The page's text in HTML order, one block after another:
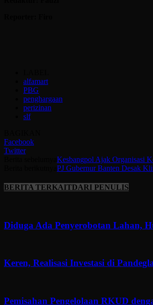
alfamart
PBG
penghargaan
perizinan
slf
Facebook
Twitter
Kesbangpol Ajak Organisasi
PJ Gubernur Banten Desak
BERITA TERKAITDARI PENULIS
Diduga Ada Penyerobotan Lahan,
Keren, Realisasi Investasi di
Pemisahan Pengelolaan RKUD